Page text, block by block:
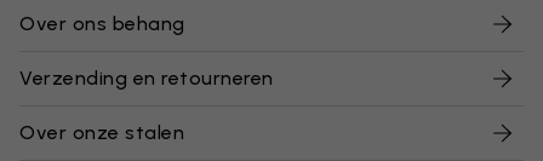
Over ons behang
Verzending en retourneren
Over onze stalen